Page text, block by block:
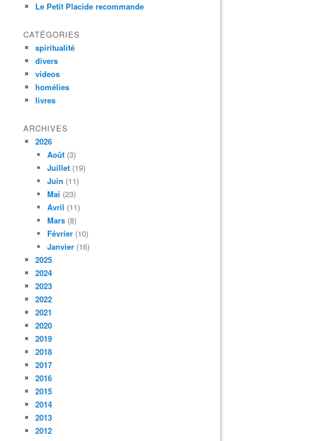
Le Petit Placide recommande
CATÉGORIES
spiritualité
divers
videos
homélies
livres
ARCHIVES
2026
Août (3)
Juillet (19)
Juin (11)
Mai (23)
Avril (11)
Mars (8)
Février (10)
Janvier (16)
2025
2024
2023
2022
2021
2020
2019
2018
2017
2016
2015
2014
2013
2012